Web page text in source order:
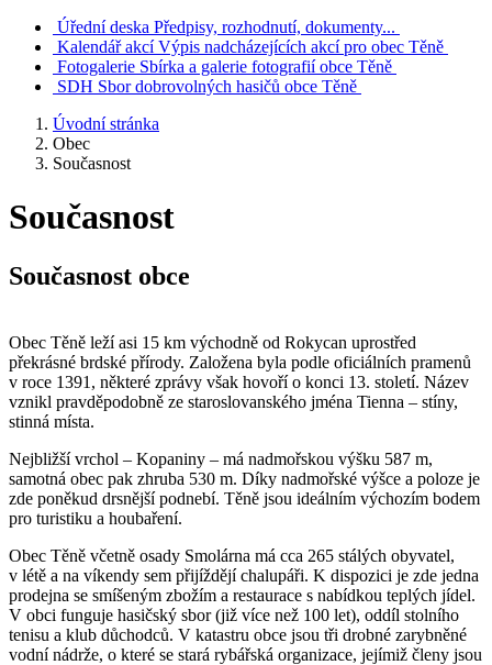
Úřední deska Předpisy, rozhodnutí, dokumenty...
Kalendář akcí Výpis nadcházejících akcí pro obec Těně
Fotogalerie Sbírka a galerie fotografií obce Těně
SDH Sbor dobrovolných hasičů obce Těně
Úvodní stránka
Obec
Současnost
Současnost
Současnost obce
Obec Těně leží asi 15 km východně od Rokycan uprostřed
překrásné brdské přírody. Založena byla podle oficiálních pramenů
v roce 1391, některé zprávy však hovoří o konci 13. století. Název
vznikl pravděpodobně ze staroslovanského jména Tienna – stíny,
stinná místa.
Nejbližší vrchol – Kopaniny – má nadmořskou výšku 587 m,
samotná obec pak zhruba 530 m. Díky nadmořské výšce a poloze je
zde poněkud drsnější podnebí. Těně jsou ideálním výchozím bodem
pro turistiku a houbaření.
Obec Těně včetně osady Smolárna má cca 265 stálých obyvatel,
v létě a na víkendy sem přijíždějí chalupáři. K dispozici je zde jedna
prodejna se smíšeným zbožím a restaurace s nabídkou teplých jídel.
V obci funguje hasičský sbor (již více než 100 let), oddíl stolního
tenisu a klub důchodců. V katastru obce jsou tři drobné zarybněné
vodní nádrže, o které se stará rybářská organizace, jejímiž členy jsou